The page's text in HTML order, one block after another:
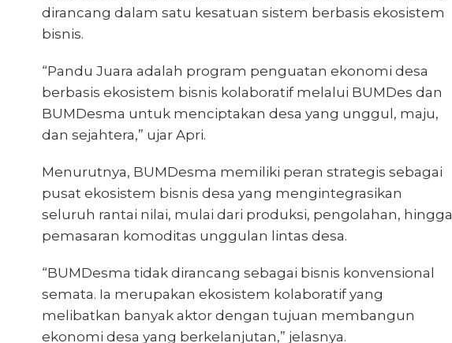
dirancang dalam satu kesatuan sistem berbasis ekosistem
bisnis.
“Pandu Juara adalah program penguatan ekonomi desa
berbasis ekosistem bisnis kolaboratif melalui BUMDes dan
BUMDesma untuk menciptakan desa yang unggul, maju,
dan sejahtera,” ujar Apri.
Menurutnya, BUMDesma memiliki peran strategis sebagai
pusat ekosistem bisnis desa yang mengintegrasikan
seluruh rantai nilai, mulai dari produksi, pengolahan, hingga
pemasaran komoditas unggulan lintas desa.
“BUMDesma tidak dirancang sebagai bisnis konvensional
semata. Ia merupakan ekosistem kolaboratif yang
melibatkan banyak aktor dengan tujuan membangun
ekonomi desa yang berkelanjutan,” jelasnya.